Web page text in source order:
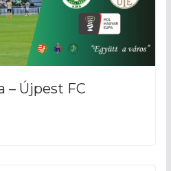
– Újpest FC